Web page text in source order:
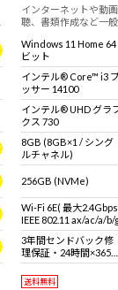
インターネットや動
聴、書類作成など一
クトップパソコン！
イトキーボード・マ
準付属】
Windows 11 Home 64
ビット
インテル® Core™ i3
ッサー 14100
インテル® UHD グラ
クス 730
8GB (8GB×1 / シング
ルチャネル)
256GB (NVMe)
Wi-Fi 6E( 最大
IEEE 802.11 ax/ac/a/
拠 ＋ Bluetooth 5内蔵
3年間センドバック修
理保証・24時間×365
日電話サポート
送料無料